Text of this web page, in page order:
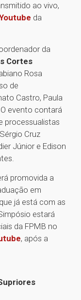
ao vivo,
da
da
Cortes
Rosa
de
Castro, Paula
evento contará
processualistas
Cruz
Júnior e Edison
promovida a
em
já está com as
estará
da FPMB no
, após a